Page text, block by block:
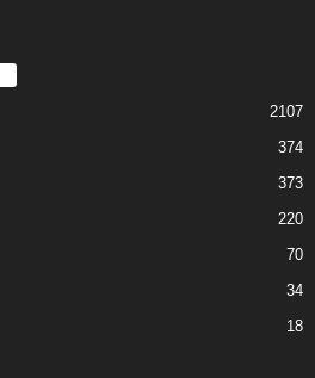
2107
374
373
220
70
34
18